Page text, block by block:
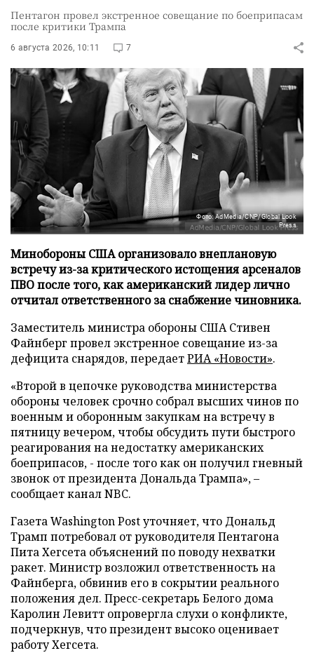
Пентагон провел экстренное совещание по боеприпасам
после критики Трампа
6 августа 2026, 10:11 7
Фото: AdMedia/CNP/Global Look
Press
Минобороны США организовало внеплановую
встречу из-за критического истощения арсеналов
ПВО после того, как американский лидер лично
отчитал ответственного за снабжение чиновника.
Заместитель министра обороны США Стивен
Файнберг провел экстренное совещание из-за
дефицита снарядов, передаетРИА «Новости».
«Второй в цепочке руководства министерства
обороны человек срочно собрал высших чинов по
военным и оборонным закупкам на встречу в
пятницу вечером, чтобы обсудить пути быстрого
реагирования на недостатку американских
боеприпасов, - после того как он получил гневный
звонок от президента Дональда Трампа», –
сообщает канал NBC.
Газета Washington Post уточняет, что Дональд
Трамп потребовал от руководителя Пентагона
Пита Хегсета объяснений по поводу нехватки
ракет. Министр возложил ответственность на
Файнберга, обвинив его в сокрытии реального
положения дел. Пресс-секретарь Белого дома
Каролин Левитт опровергла слухи о конфликте,
подчеркнув, что президент высоко оценивает
работу Хегсета.